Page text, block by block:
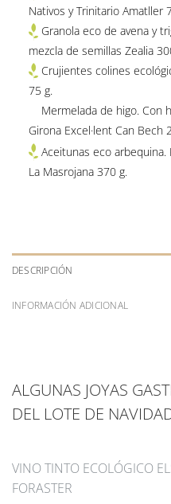
Nativos y Trinitario Amatller
Granola eco de avena y
mezcla de semillas Zealia
Crujientes colines
75 g.
Mermelada de higo. Con
Girona Excel·lent Can Bech
Aceitunas eco arbequina.
La Masrojana 370 g.
DESCRIPCIÓN
INFORMACIÓN ADICIONAL
ALGUNAS JOYAS
DEL LOTE DE
VINO TINTO ECOLÓGICO
FORASTER